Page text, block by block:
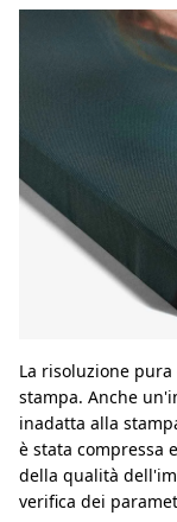
La risoluzione
stampa. Anche
inadatta alla
è stata compressa
della qualità
verifica dei